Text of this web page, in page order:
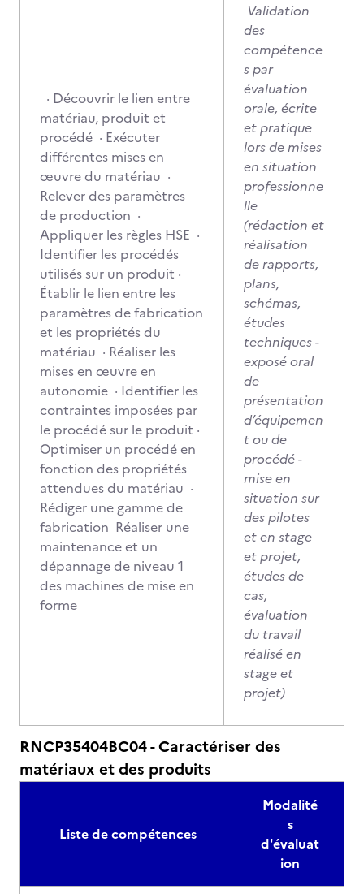
· Découvrir le lien entre
matériau, produit et
procédé · Exécuter
différentes mises en
œuvre du matériau ·
Relever des paramètres
de production ·
Appliquer les règles HSE ·
Identifier les procédés
utilisés sur un produit ·
Établir le lien entre les
paramètres de fabrication
et les propriétés du
matériau · Réaliser les
mises en œuvre en
autonomie · Identifier les
contraintes imposées par
le procédé sur le produit ·
Optimiser un procédé en
fonction des propriétés
attendues du matériau ·
Rédiger une gamme de
fabrication Réaliser une
maintenance et un
dépannage de niveau 1
des machines de mise en
forme
Validation
des
compétence
s par
évaluation
orale, écrite
et pratique
lors de mises
en situation
professionne
lle
(rédaction et
réalisation
de rapports,
plans,
schémas,
études
techniques -
exposé oral
de
présentation
d’équipemen
t ou de
procédé -
mise en
situation sur
des pilotes
et en stage
et projet,
études de
cas,
évaluation
du travail
réalisé en
stage et
projet)
RNCP35404BC04 - Caractériser des
matériaux et des produits
Liste de compétences
Modalité
s
d'évaluat
ion